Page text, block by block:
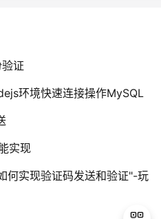
证
环境快速连接操作MySQL
实现
何实现验证码发送和验证"-玩